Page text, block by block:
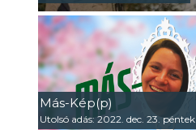
Más-Kép(p)
Utolsó adás: 2022. dec. 23. péntek